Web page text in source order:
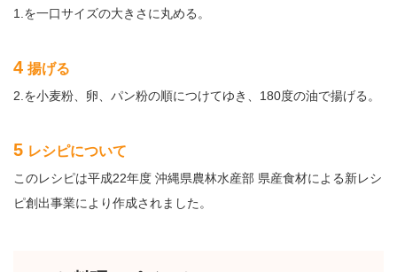
1.を一口サイズの大きさに丸める。
4 揚げる
2.を小麦粉、卵、パン粉の順につけてゆき、180度の油で揚げる。
5 レシピについて
このレシピは平成22年度 沖縄県農林水産部 県産食材による新レシ
ピ創出事業により作成されました。